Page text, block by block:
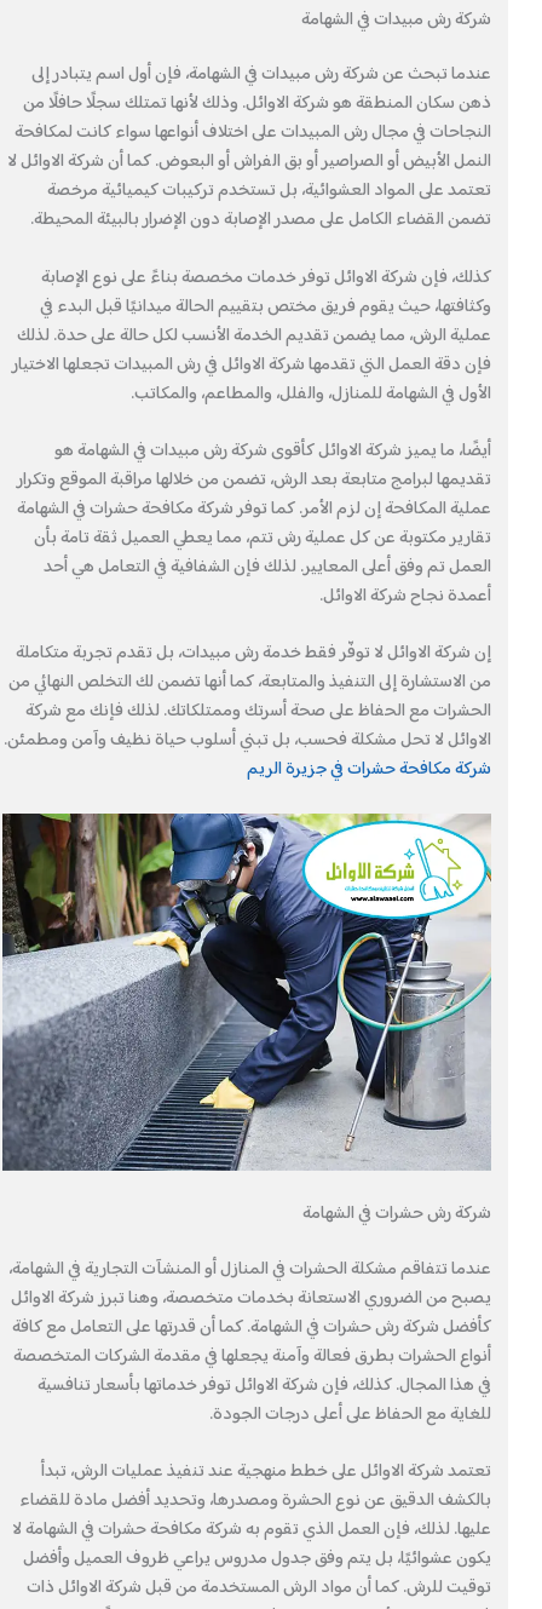
شركة رش مبيدات في الشهامة
عندما تبحث عن شركة رش مبيدات في الشهامة، فإن أول اسم يتبادر إلى
ذهن سكان المنطقة هو شركة الاوائل. وذلك لأنها تمتلك سجلًا حافلًا من
النجاحات في مجال رش المبيدات على اختلاف أنواعها سواء كانت لمكافحة
النمل الأبيض أو الصراصير أو بق الفراش أو البعوض. كما أن شركة الاوائل لا
تعتمد على المواد العشوائية، بل تستخدم تركيبات كيميائية مرخصة
تضمن القضاء الكامل على مصدر الإصابة دون الإضرار بالبيئة المحيطة.
كذلك، فإن شركة الاوائل توفر خدمات مخصصة بناءً على نوع الإصابة
وكثافتها، حيث يقوم فريق مختص بتقييم الحالة ميدانيًا قبل البدء في
عملية الرش، مما يضمن تقديم الخدمة الأنسب لكل حالة على حدة. لذلك
فإن دقة العمل التي تقدمها شركة الاوائل في رش المبيدات تجعلها الاختيار
الأول في الشهامة للمنازل، والفلل، والمطاعم، والمكاتب.
أيضًا، ما يميز شركة الاوائل كأقوى شركة رش مبيدات في الشهامة هو
تقديمها لبرامج متابعة بعد الرش، تضمن من خلالها مراقبة الموقع وتكرار
عملية المكافحة إن لزم الأمر. كما توفر شركة مكافحة حشرات في الشهامة
تقارير مكتوبة عن كل عملية رش تتم، مما يعطي العميل ثقة تامة بأن
العمل تم وفق أعلى المعايير. لذلك فإن الشفافية في التعامل هي أحد
أعمدة نجاح شركة الاوائل.
إن شركة الاوائل لا توفّر فقط خدمة رش مبيدات، بل تقدم تجربة متكاملة
من الاستشارة إلى التنفيذ والمتابعة، كما أنها تضمن لك التخلص النهائي من
الحشرات مع الحفاظ على صحة أسرتك وممتلكاتك. لذلك فإنك مع شركة
الاوائل لا تحل مشكلة فحسب، بل تبني أسلوب حياة نظيف وآمن ومطمئن.
شركة مكافحة حشرات في جزيرة الريم
شركة رش حشرات في الشهامة
عندما تتفاقم مشكلة الحشرات في المنازل أو المنشآت التجارية في الشهامة،
يصبح من الضروري الاستعانة بخدمات متخصصة، وهنا تبرز شركة الاوائل
كأفضل شركة رش حشرات في الشهامة. كما أن قدرتها على التعامل مع كافة
أنواع الحشرات بطرق فعالة وآمنة يجعلها في مقدمة الشركات المتخصصة
في هذا المجال. كذلك، فإن شركة الاوائل توفر خدماتها بأسعار تنافسية
للغاية مع الحفاظ على أعلى درجات الجودة.
تعتمد شركة الاوائل على خطط منهجية عند تنفيذ عمليات الرش، تبدأ
بالكشف الدقيق عن نوع الحشرة ومصدرها، وتحديد أفضل مادة للقضاء
عليها. لذلك، فإن العمل الذي تقوم به شركة مكافحة حشرات في الشهامة لا
يكون عشوائيًا، بل يتم وفق جدول مدروس يراعي ظروف العميل وأفضل
توقيت للرش. كما أن مواد الرش المستخدمة من قبل شركة الاوائل ذات